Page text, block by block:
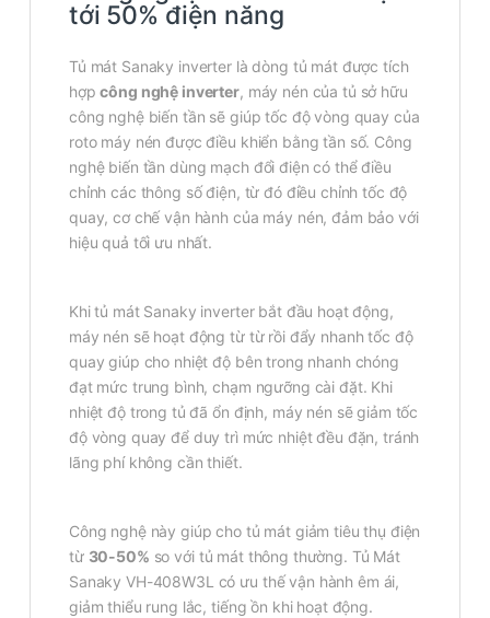
tới 50% điện năng
Tủ mát Sanaky inverter là dòng tủ mát được tích
hợpcông nghệ inverter, máy nén của tủ sở hữu
công nghệ biến tần sẽ giúp tốc độ vòng quay của
roto máy nén được điều khiển bằng tần số. Công
nghệ biến tần dùng mạch đổi điện có thể điều
chỉnh các thông số điện, từ đó điều chỉnh tốc độ
quay, cơ chế vận hành của máy nén, đảm bảo với
hiệu quả tối ưu nhất.
Khi tủ mát Sanaky inverter bắt đầu hoạt động,
máy nén sẽ hoạt động từ từ rồi đẩy nhanh tốc độ
quay giúp cho nhiệt độ bên trong nhanh chóng
đạt mức trung bình, chạm ngưỡng cài đặt. Khi
nhiệt độ trong tủ đã ổn định, máy nén sẽ giảm tốc
độ vòng quay để duy trì mức nhiệt đều đặn, tránh
lãng phí không cần thiết.
Công nghệ này giúp cho tủ mát giảm tiêu thụ điện
từ 30-50% so với tủ mát thông thường. Tủ Mát
Sanaky VH-408W3L có ưu thế vận hành êm ái,
giảm thiểu rung lắc, tiếng ồn khi hoạt động.